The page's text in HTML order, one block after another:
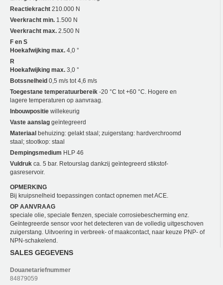
Reactiekracht 210.000 N
Veerkracht min. 1.500 N
Veerkracht max. 2.500 N
F en S
Hoekafwijking max. 4,0 °
R
Hoekafwijking max. 3,0 °
Botssnelheid 0,5 m/s tot 4,6 m/s
Toegestane temperatuurbereik -20 °C tot +60 °C. Hogere en
lagere temperaturen op aanvraag.
Inbouwpositie willekeurig
Vaste aanslag geïntegreerd
Materiaal behuizing: gelakt staal; zuigerstang: hardverchroomd
staal; stootkop: staal
Dempingsmedium HLP 46
Vuldruk ca. 5 bar. Retourslag dankzij geïntegreerd stikstof-
gasreservoir.
OPMERKING
Bij kruipsnelheid toepassingen contact opnemen met ACE.
OP AANVRAAG
speciale olie, speciale flenzen, speciale corrosiebescherming enz.
Geïntegreerde sensor voor het detecteren van de volledig uitgeschoven
zuigerstang. Uitvoering in verbreek- of maakcontact, naar keuze PNP- of
NPN-schakelend.
SALES GEGEVENS
Douanetariefnummer
84879059